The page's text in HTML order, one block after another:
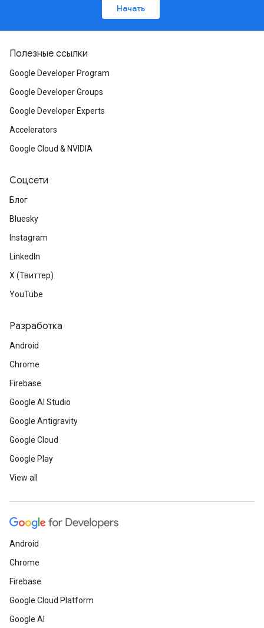
Начать
Полезные ссылки
Google Developer Program
Google Developer Groups
Google Developer Experts
Accelerators
Google Cloud & NVIDIA
Соцсети
Блог
Bluesky
Instagram
LinkedIn
X (Твиттер)
YouTube
Разработка
Android
Chrome
Firebase
Google AI Studio
Google Antigravity
Google Cloud
Google Play
View all
Android
Chrome
Firebase
Google Cloud Platform
Google AI